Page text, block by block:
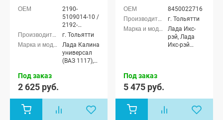
2190-
5109014-10 /
2192-
5109014-10
г. Тольятти
Лада Калина
универсал
(ВАЗ 1117),
хэтчбек (ВАЗ
1119), Лада
Под заказ
2 625 руб.
8450022716
г. Тольятти
Лада Икс-
рэй, Лада
Икс-рэй
Под заказ
5 475 руб.